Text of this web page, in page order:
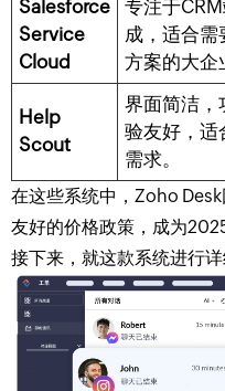
Salesforce
Service
Cloud
专注于
成，适合
方案的大企
Help
Scout
界面简洁，
验友好，适
需求。
在这些系统中， Zoho Desk
友好的价格政策，成为
接下来，就这款系统进行详